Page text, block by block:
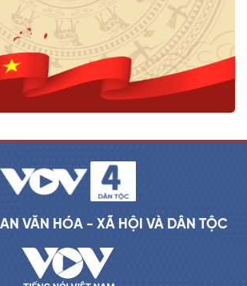
VĂN HÓA - XÃ HỘI VÀ DÂN TỘC